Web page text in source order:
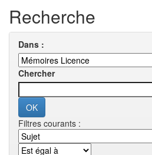
Recherche
Dans :
Chercher
Filtres courants :